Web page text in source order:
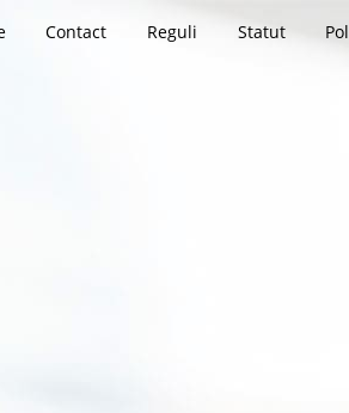
Contact Reguli Statut